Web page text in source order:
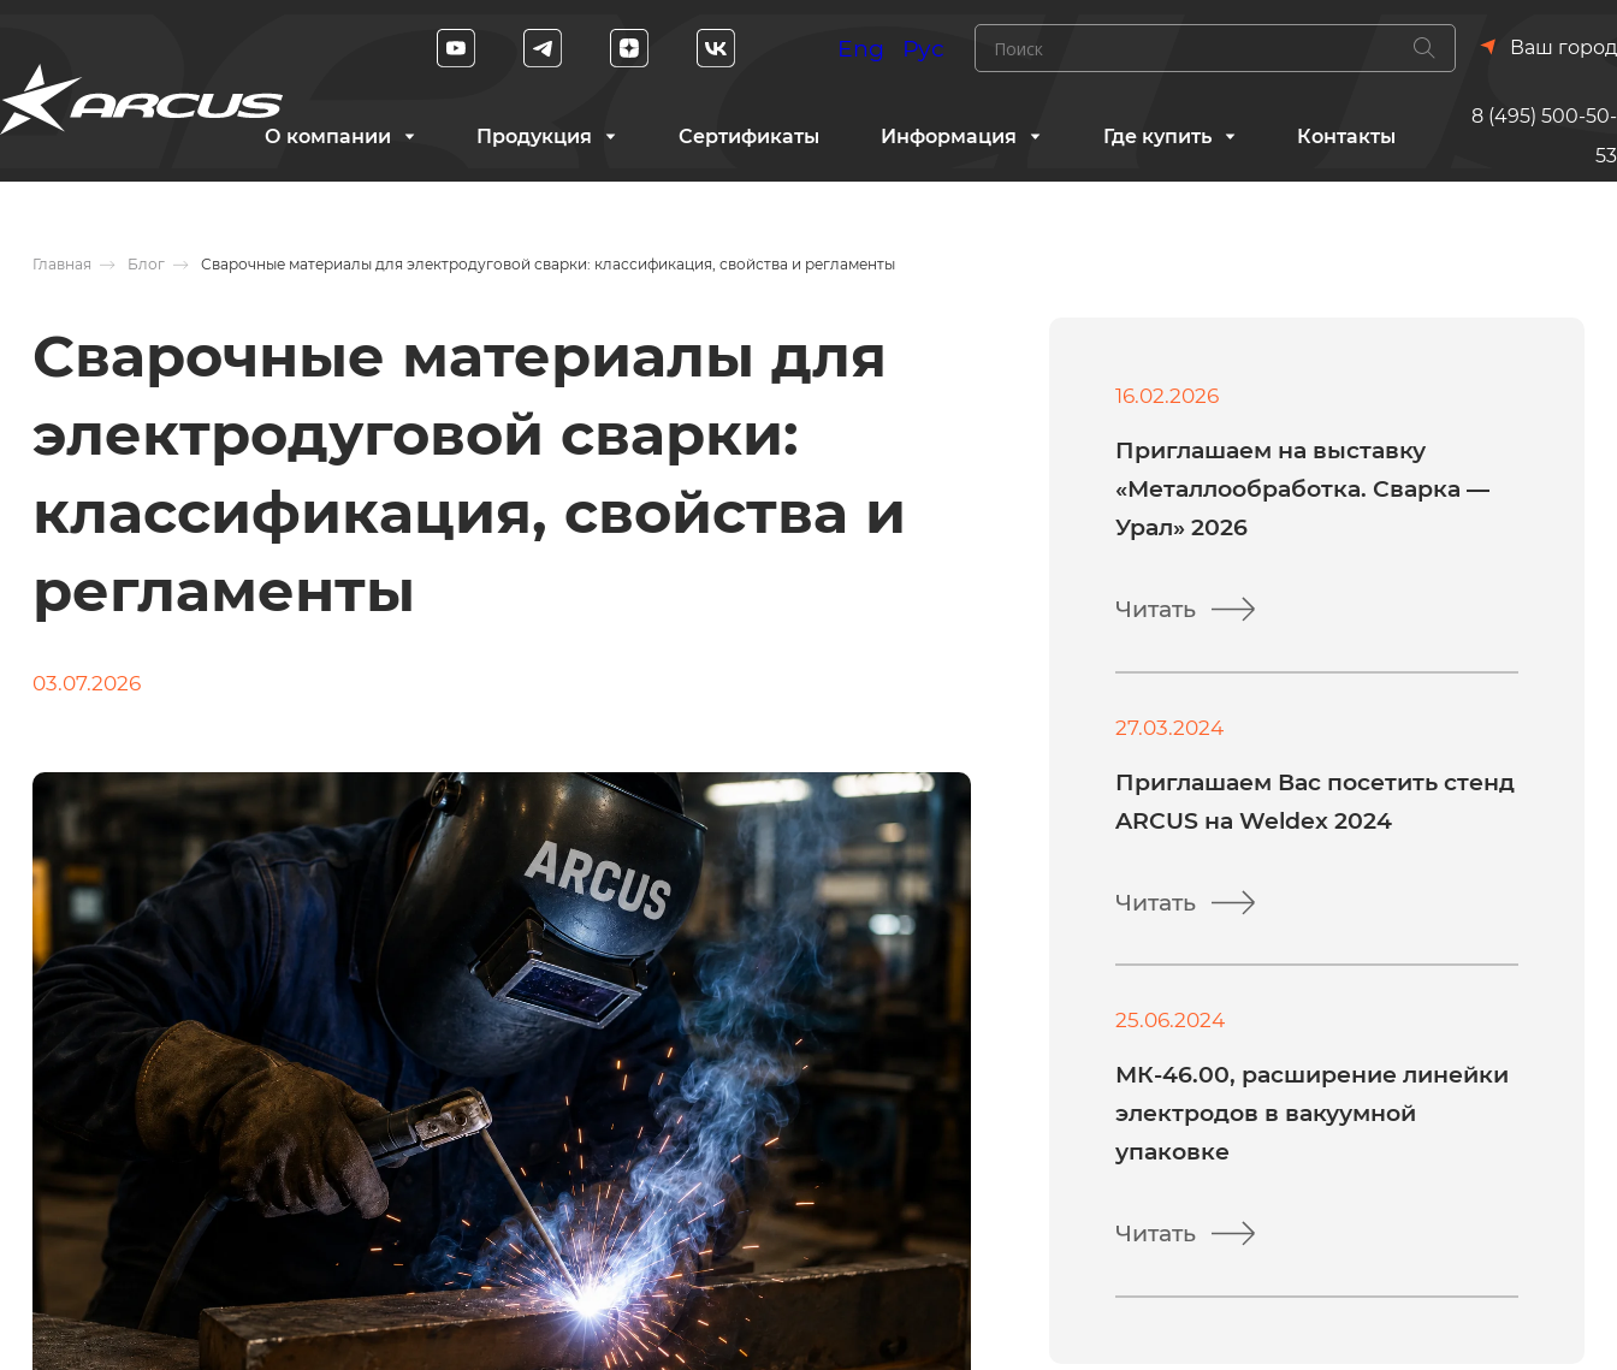
Eng Рус Ваш город
О компании Продукция Сертификаты Информация Где купить Контакты
8 (495) 500-50-
53
Главная Блог Сварочные материалы для электродуговой сварки: классификация, свойства и регламенты
Сварочные материалы для
электродуговой сварки:
классификация, свойства и
регламенты
03.07.2026
16.02.2026
Приглашаем на выставку
«Металлообработка. Сварка —
Урал» 2026
Читать
27.03.2024
Приглашаем Вас посетить стенд
ARCUS на Weldex 2024
Читать
25.06.2024
МК-46.00, расширение линейки
электродов в вакуумной
упаковке
Читать